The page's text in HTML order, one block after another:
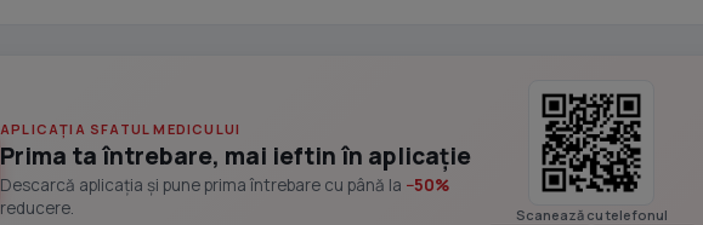
APLICAȚIA SFATUL MEDICULUI
Prima ta întrebare, mai ieftin în aplicație
Descarcă aplicația și pune prima întrebare cu până la −50%
reducere.
Scanează cu telefonul